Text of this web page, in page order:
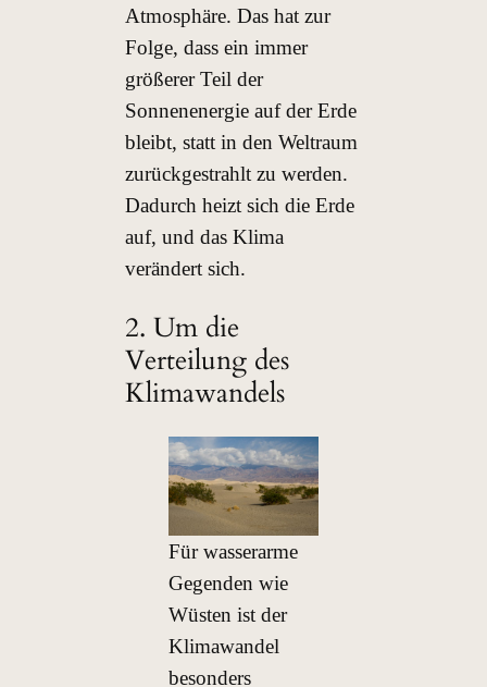
Atmosphäre. Das hat zur
Folge, dass ein immer
größerer Teil der
Sonnenenergie auf der Erde
bleibt, statt in den Weltraum
zurückgestrahlt zu werden.
Dadurch heizt sich die Erde
auf, und das Klima
verändert sich.
2. Um die
Verteilung des
Klimawandels
Für wasserarme
Gegenden wie
Wüsten ist der
Klimawandel
besonders